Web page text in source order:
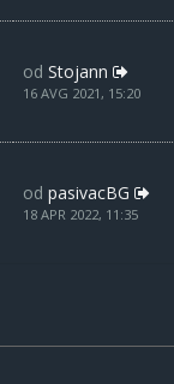
od Stojann
16 AVG 2021, 15:20
od pasivacBG
18 APR 2022, 11:35